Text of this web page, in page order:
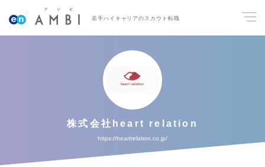
若手ハイキャリアのスカウト転職
株式会社heart relation
https://heartrelation.co.jp/